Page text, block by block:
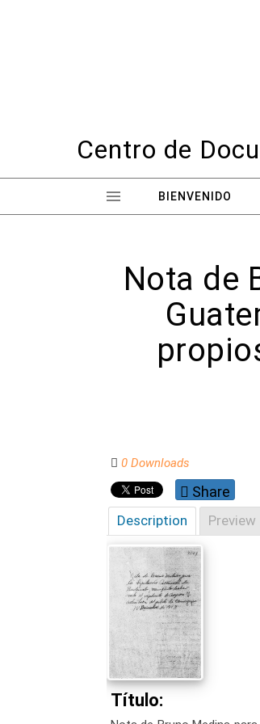
Centro de
BIENVENIDO
Nota de
0 Downloads
Share
Description Preview
Título: